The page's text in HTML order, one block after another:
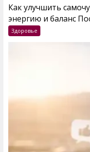
Как улучшить
энергию и баланс
Здоровье